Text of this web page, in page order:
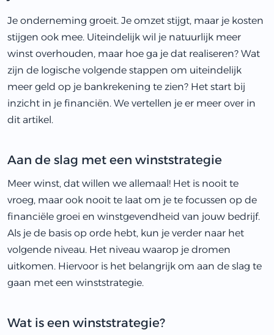
Je onderneming groeit. Je omzet stijgt, maar je kosten
stijgen ook mee. Uiteindelijk wil je natuurlijk meer
winst overhouden, maar hoe ga je dat realiseren? Wat
zijn de logische volgende stappen om uiteindelijk
meer geld op je bankrekening te zien? Het start bij
inzicht in je financiën. We vertellen je er meer over in
dit artikel.
Aan de slag met een winststrategie
Meer winst, dat willen we allemaal! Het is nooit te
vroeg, maar ook nooit te laat om je te focussen op de
financiële groei en winstgevendheid van jouw bedrijf.
Als je de basis op orde hebt, kun je verder naar het
volgende niveau. Het niveau waarop je dromen
uitkomen. Hiervoor is het belangrijk om aan de slag te
gaan met een winststrategie.
Wat is een winststrategie?